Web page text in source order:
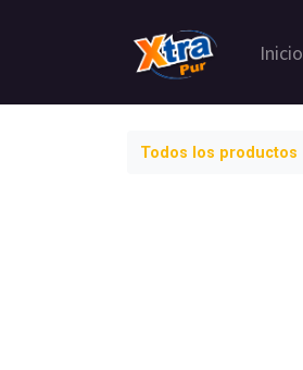
Inicio
Todos los productos